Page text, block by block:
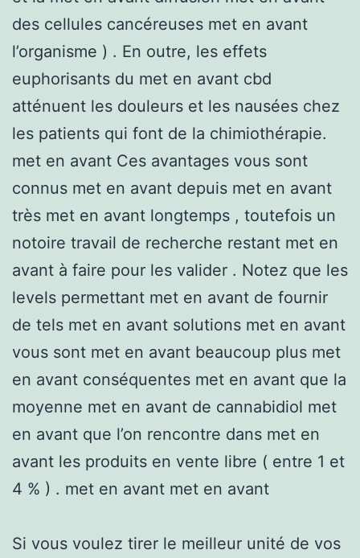
des cellules cancéreuses met en avant
l’organisme ) . En outre, les effets
euphorisants du met en avant cbd
atténuent les douleurs et les nausées chez
les patients qui font de la chimiothérapie.
met en avant Ces avantages vous sont
connus met en avant depuis met en avant
très met en avant longtemps , toutefois un
notoire travail de recherche restant met en
avant à faire pour les valider . Notez que les
levels permettant met en avant de fournir
de tels met en avant solutions met en avant
vous sont met en avant beaucoup plus met
en avant conséquentes met en avant que la
moyenne met en avant de cannabidiol met
en avant que l’on rencontre dans met en
avant les produits en vente libre ( entre 1 et
4 % ) . met en avant met en avant
Si vous voulez tirer le meilleur unité de vos